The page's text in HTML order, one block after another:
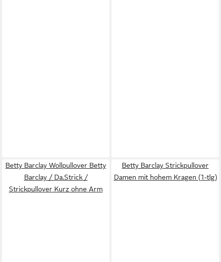
Betty Barclay Wollpullover Betty
Barclay / Da.Strick /
Strickpullover Kurz ohne Arm
Betty Barclay Strickpullover
Damen mit hohem Kragen (1-tlg)